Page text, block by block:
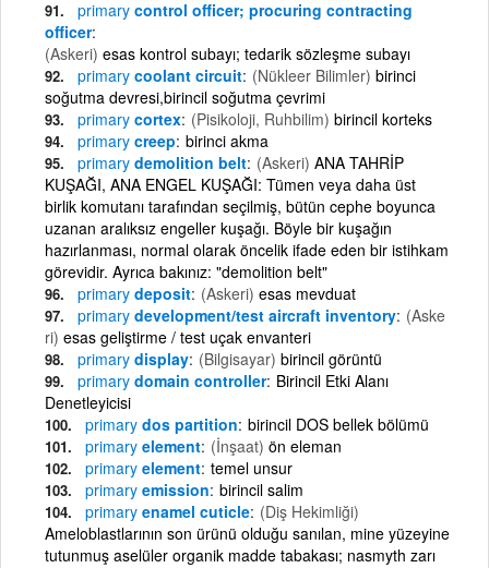
primary control officer; procuring contracting
officer
(Askeri) esas kontrol subayı; tedarik sözleşme subayı
primary coolant circuit (Nükleer Bilimler) birinci
soğutma devresi,birincil soğutma çevrimi
primary cortex (Pisikoloji, Ruhbilim) birincil korteks
primary creep birinci akma
primary demolition belt (Askeri) ANA TAHRİP
KUŞAĞI, ANA ENGEL KUŞAĞI: Tümen veya daha üst
birlik komutanı tarafından seçilmiş, bütün cephe boyunca
uzanan aralıksız engeller kuşağı. Böyle bir kuşağın
hazırlanması, normal olarak öncelik ifade eden bir istihkam
görevidir. Ayrıca bakınız: "demolition belt"
primary deposit (Askeri) esas mevduat
primary development/test aircraft inventory (Aske
ri) esas geliştirme / test uçak envanteri
primary display (Bilgisayar) birincil görüntü
primary domain controller Birincil Etki Alanı
Denetleyicisi
primary dos partition birincil DOS bellek bölümü
primary element (İnşaat) ön eleman
primary element temel unsur
primary emission birincil salim
primary enamel cuticle (Diş Hekimliği)
Ameloblastlarının son ürünü olduğu sanılan, mine yüzeyine
tutunmuş aselüler organik madde tabakası; nasmyth zarı